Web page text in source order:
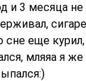
и 3 месяца
еще
мляяа я